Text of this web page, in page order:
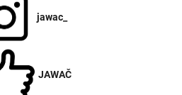
jawac_
JAWAČ